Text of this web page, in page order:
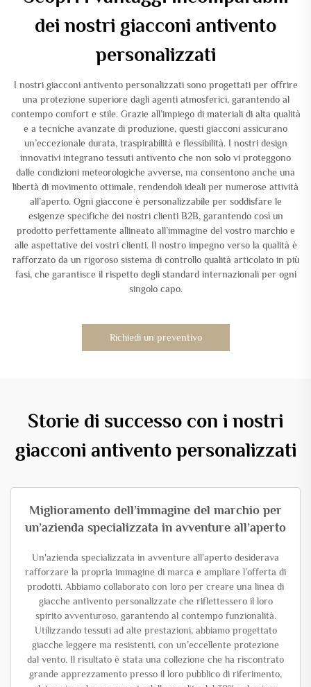
dei nostri giacconi antivento
personalizzati
I nostri giacconi antivento personalizzati sono progettati per offrire
una protezione superiore dagli agenti atmosferici, garantendo al
contempo comfort e stile. Grazie all’impiego di materiali di alta qualità
e a tecniche avanzate di produzione, questi giacconi assicurano
un’eccezionale durata, traspirabilità e flessibilità. I nostri design
innovativi integrano tessuti antivento che non solo vi proteggono
dalle condizioni meteorologiche avverse, ma consentono anche una
libertà di movimento ottimale, rendendoli ideali per numerose attività
all’aperto. Ogni giaccone è personalizzabile per soddisfare le
esigenze specifiche dei nostri clienti B2B, garantendo così un
prodotto perfettamente allineato all’immagine del vostro marchio e
alle aspettative dei vostri clienti. Il nostro impegno verso la qualità è
rafforzato da un rigoroso sistema di controllo qualità articolato in più
fasi, che garantisce il rispetto degli standard internazionali per ogni
singolo capo.
Richiedi un preventivo
Storie di successo con i nostri
giacconi antivento personalizzati
Miglioramento dell’immagine del marchio per
un’azienda specializzata in avventure all’aperto
Un'azienda specializzata in avventure all'aperto desiderava
rafforzare la propria immagine di marca e ampliare l’offerta di
prodotti. Abbiamo collaborato con loro per creare una linea di
giacche antivento personalizzate che riflettessero il loro
spirito avventuroso, garantendo al contempo funzionalità.
Utilizzando tessuti ad alte prestazioni, abbiamo progettato
giacche leggere ma resistenti, con un’eccellente protezione
dal vento. Il risultato è stata una collezione che ha riscontrato
grande apprezzamento presso il loro pubblico di riferimento,